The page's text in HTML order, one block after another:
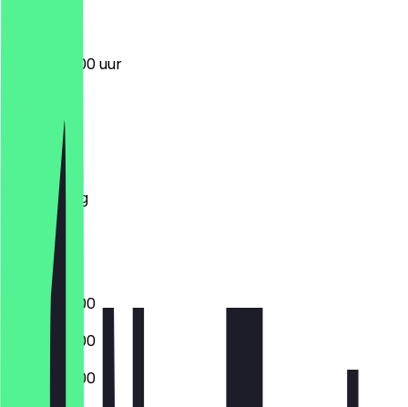
10:00 - 20:00 uur
Maandag
Dinsdag
Woensdag
Donderdag
Vrijdag
Zaterdag
Zondag
10:00 - 20:00
10:00 - 20:00
10:00 - 20:00